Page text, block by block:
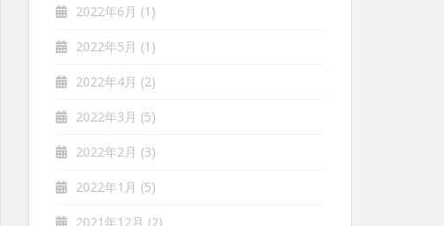
2022年6月 (1)
2022年5月 (1)
2022年4月 (2)
2022年3月 (5)
2022年2月 (3)
2022年1月 (5)
2021年12月 (2)